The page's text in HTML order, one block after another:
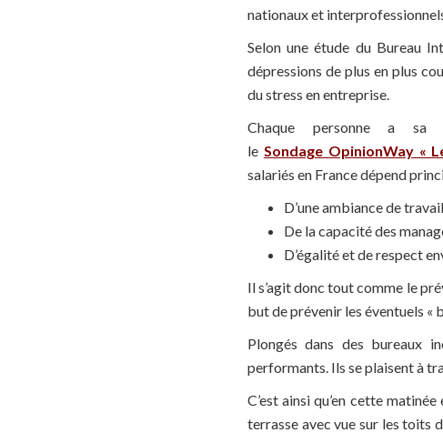
nationaux et
Selon une étude du Bureau
dépressions de plus en plus
du stress en entreprise.
Chaque personne a
le Sondage OpinionWay «
salariés en France dépend
D’une ambiance de
De la capacité des
D’égalité et de respect
Il s’agit donc tout comme le
but de prévenir les éventuels «
Plongés dans des bureaux
performants. Ils se plaisent à
C’est ainsi qu’en cette
terrasse avec vue sur les toits